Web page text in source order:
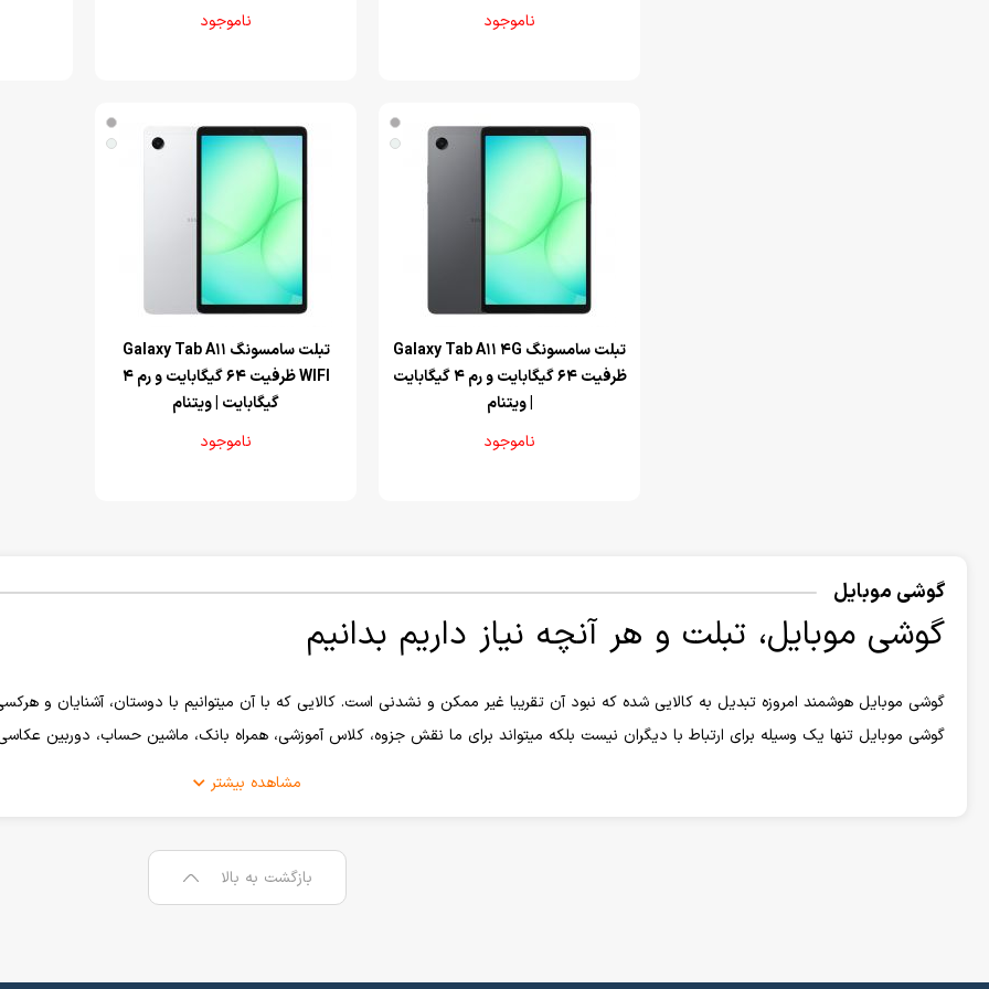
ناموجود
ناموجود
تبلت سامسونگ Galaxy Tab A11 4G
ظرفیت 64 گیگابایت و رم 4 گیگابایت
| ویتنام
ناموجود
تبلت سامسونگ Galaxy Tab A11
WIFI ظرفیت 64 گیگابایت و رم 4
گیگابایت | ویتنام
ناموجود
گوشی موبایل
گوشی موبایل، تبلت و هر آنچه نیاز داریم بدانیم
گوشی موبایل هوشمند امروزه تبدیل به کالایی شده که نبود آن تقریبا غیر ممکن و نشدنی است. کالایی که با آن میتوانیم با دوستان، آشنایان و
گوشی موبایل تنها یک وسیله برای ارتباط با دیگران نیست بلکه میتواند برای ما نقش جزوه، کلاس آموزشی، همراه بانک، ماشین حساب، دوربین
مشاهده بیشتر
بازگشت به بالا